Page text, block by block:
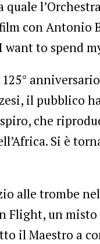
con Antonio
want to spend
il pubblico
che
Si è
alle trombe
Flight, un
il Maestro a